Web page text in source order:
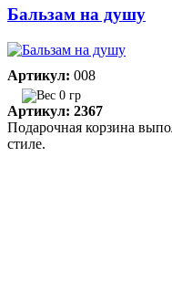
Бальзам на душу
Артикул: 008
0 гр
Артикул: 2367
Подарочная корзина
стиле.